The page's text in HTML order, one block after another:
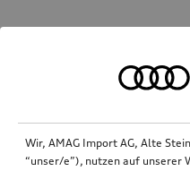
Wir, AMAG Import AG, Alte
“unser/e”), nutzen auf unserer